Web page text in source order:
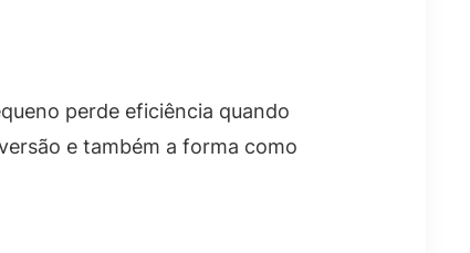
perde eficiência quando
e também a forma como